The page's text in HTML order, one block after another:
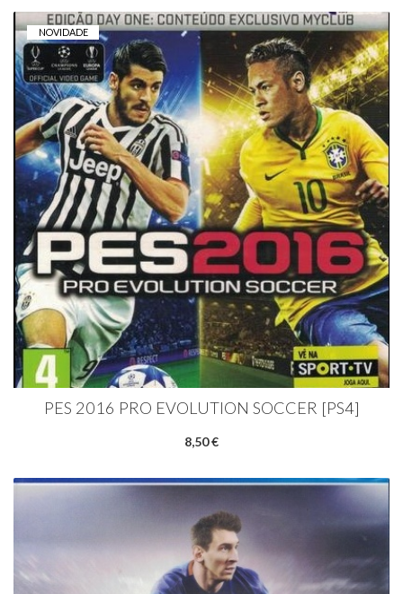
NOVIDADE
PES 2016 PRO EVOLUTION SOCCER [PS4]
8,50 €